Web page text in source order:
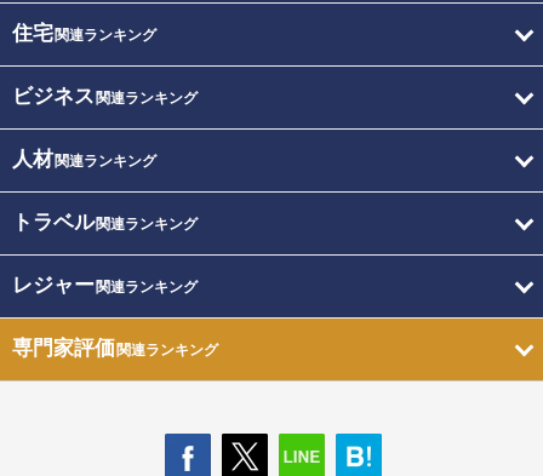
住宅関連ランキング
ビジネス 関連ランキング
人材関連ランキング
トラベル関連ランキング
レジャー関連ランキング
専門家評価関連ランキング